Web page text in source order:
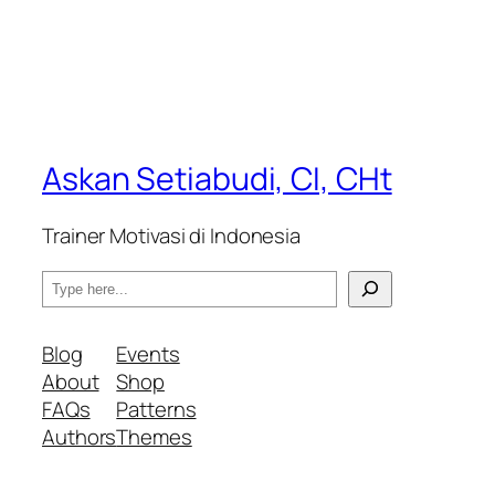
Askan Setiabudi, CI, CHt
Trainer Motivasi di Indonesia
S
e
r
c
h
Blog
About
FAQs
Authors
Events
Shop
Patterns
Themes